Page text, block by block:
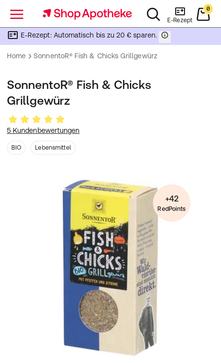
Menü E-Rezept
0
E-Rezept: Automatisch bis zu 20 € sparen.
Home SonnentoR® Fish & Chicks Grillgewürz
SonnentoR® Fish & Chicks
Grillgewürz
5 Kundenbewertungen
BIO Lebensmittel
+42
RedPoints